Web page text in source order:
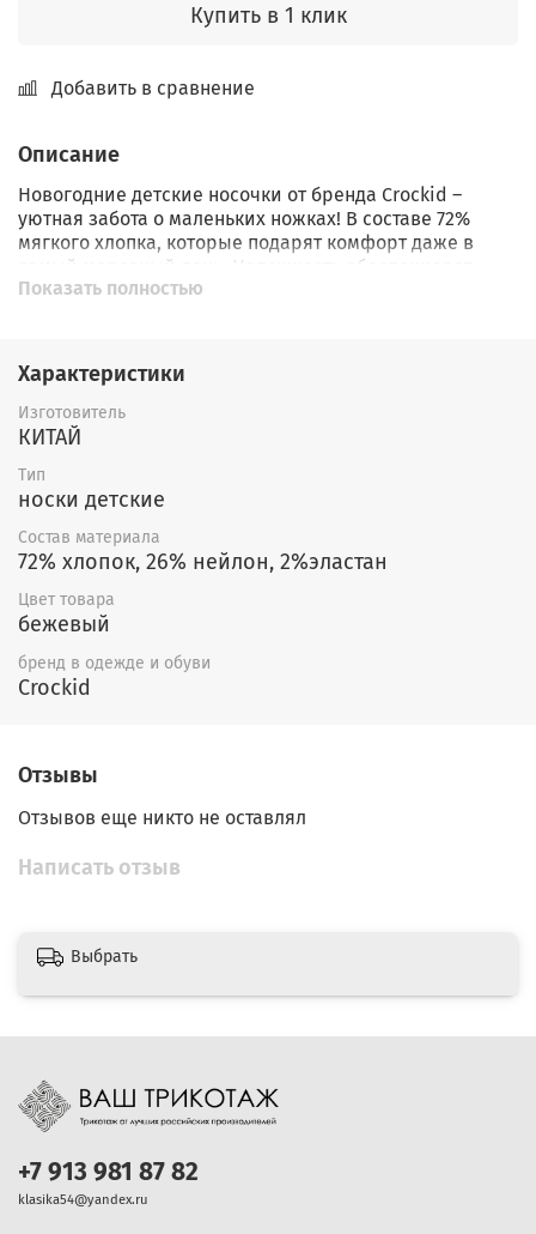
Купить в 1 клик
Добавить в сравнение
Описание
Новогодние детские носочки от бренда Crockid –
уютная забота о маленьких ножках! В составе 72%
мягкого хлопка, которые подарят комфорт даже в
самый морозный день. Надежность обеспечивает
сочетание эластана и нейлона. Набор станет отличным
зима будет теплой и радостной вместе с Crockid!
Эти новогодние носочки идеально подойдут для
активных малышей, обеспечивая свободу движений и
надежно сидят на ноге, не сдавливая ее, а яркий
дизайн создаст праздничное настроение у вашего
ребенка. Покупка этого набора – это практичный и
приятный подарок вашему малышу к Новому году!
Показать полностью
Характеристики
Изготовитель
КИТАЙ
Тип
носки детские
Состав материала
72% хлопок, 26% нейлон, 2%эластан
Цвет товара
бежевый
бренд в одежде и обуви
Crockid
Отзывы
Отзывов еще никто не оставлял
Написать отзыв
Выбрать
+7 913 981 87 82
klasika54@yandex.ru